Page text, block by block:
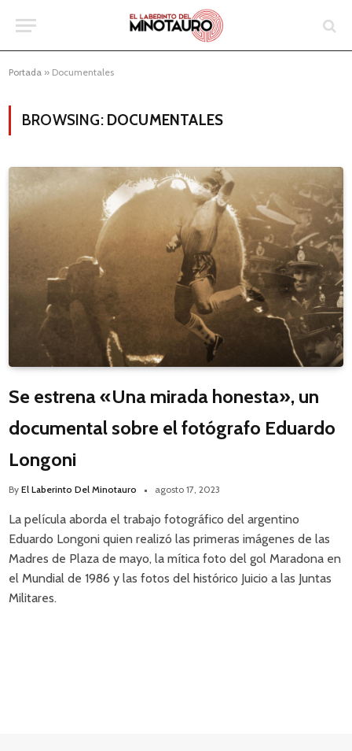
Portada » Documentales
BROWSING: DOCUMENTALES
Se estrena «Una mirada honesta», un
documental sobre el fotógrafo Eduardo
Longoni
By El Laberinto Del Minotauro agosto 17, 2023
La película aborda el trabajo fotográfico del argentino
Eduardo Longoni quien realizó las primeras imágenes de las
Madres de Plaza de mayo, la mítica foto del gol Maradona en
el Mundial de 1986 y las fotos del histórico Juicio a las Juntas
Militares.